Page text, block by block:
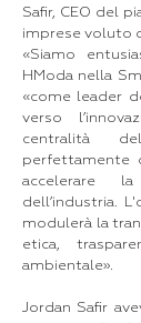
Safir, CEO del
imprese voluto
«Siamo
HModa nella
«come leader
verso
centralità
perfettamente
accelerare
dell’industria.
modulerà la
etica,
ambientale».
Jordan Safir